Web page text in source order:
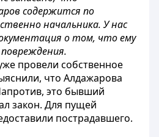
содержится по
начальника. У нас
о том, что ему
провели собственное
что Алдажарова
это бывший
закон. Для пущей
пострадавшего.